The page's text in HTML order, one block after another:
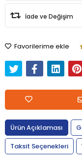
İade ve Değişim
Favorilerime ekle
Ürün Açıklaması
Taksit Seçenekleri